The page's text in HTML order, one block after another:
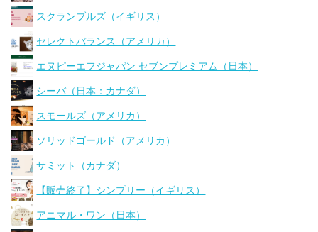
スクランブルズ（イギリス）
セレクトバランス（アメリカ）
エヌピーエフジャパン セブンプレミアム（日本）
シーバ（日本：カナダ）
スモールズ（アメリカ）
ソリッドゴールド（アメリカ）
サミット（カナダ）
【販売終了】シンプリー（イギリス）
アニマル・ワン（日本）